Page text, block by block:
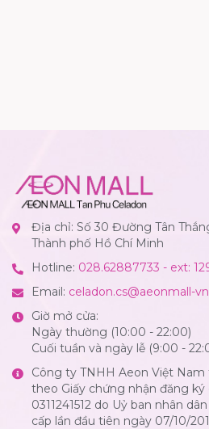
Địa chỉ: Số 30 Đường Tân
Thành phố Hồ Chí Minh
Hotline: 028.62887733 - ext:
Email: celadon.cs@aeonmall-
Giờ mở cửa:
Ngày thường (10:00 - 22:00)
Cuối tuần và ngày lễ (9:00 -
Công ty TNHH Aeon Việt
theo Giấy chứng nhận đăng ký
0311241512 do Uỷ ban nhân
cấp lần đầu tiên ngày 07/10/